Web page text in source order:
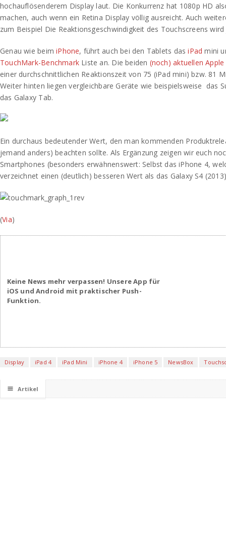
hochauflösenderem Display laut. Die Konkurrenz hat 1080p HD
machen, auch wenn ein Retina Display völlig ausreicht. Auch
zum Beispiel Die Reaktionsgeschwindigkeit des Touchscreens
Genau wie beimiPhone, führt auch bei den Tablets dasiPad mini
TouchMark-Benchmark Liste an. Die beiden (noch) aktuellen
einer durchschnittlichen Reaktionszeit von 75 (iPad mini) bzw. 81
Weiter hinten liegen vergleichbare Geräte wie beispielsweise das
das Galaxy Tab.
Ein durchaus bedeutender Wert, den man kommenden
jemand anders) beachten sollte. Als Ergänzung zeigen wir euch
Smartphones (besonders erwähnenswert: Selbst das iPhone 4,
verzeichnet einen (deutlich) besseren Wert als das Galaxy S4
(Via)
Keine News mehr verpassen! Unsere App für
iOS und Android mit praktischer Push-
Funktion.
Display iPad 4 iPad Mini iPhone 4 iPhone 5 NewsBox
☰ Artikel